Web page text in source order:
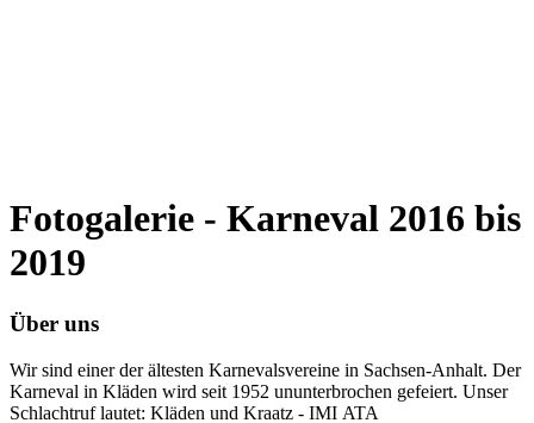
Fotogalerie - Karneval 2016 bis
2019
Über uns
Wir sind einer der ältesten Karnevalsvereine in Sachsen-Anhalt. Der
Karneval in Kläden wird seit 1952 ununterbrochen gefeiert. Unser
Schlachtruf lautet: Kläden und Kraatz - IMI ATA